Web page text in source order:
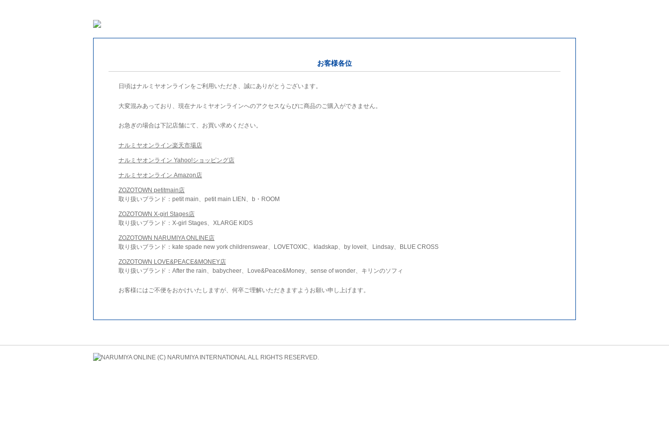
お客様各位
日頃はナルミヤオンラインをご利用いただき、誠にありがとうございます。
大変混みあっており、現在ナルミヤオンラインへのアクセスならびに商品のご購入ができません。
お急ぎの場合は下記店舗にて、お買い求めください。
ナルミヤオンライン楽天市場店
ナルミヤオンライン Yahoo!ショッピング店
ナルミヤオンライン Amazon店
ZOZOTOWN petitmain店
取り扱いブランド：petit main、petit main LIEN、b・ROOM
ZOZOTOWN X-girl Stages店
取り扱いブランド：X-girl Stages、XLARGE KIDS
ZOZOTOWN NARUMIYA ONLINE店
取り扱いブランド：kate spade new york childrenswear、LOVETOXIC、kladskap、by loveit、Lindsay、BLUE CROSS
ZOZOTOWN LOVE&PEACE&MONEY店
取り扱いブランド：After the rain、babycheer、Love&Peace&Money、sense of wonder、キリンのソフィ
お客様にはご不便をおかけいたしますが、何卒ご理解いただきますようお願い申し上げます。